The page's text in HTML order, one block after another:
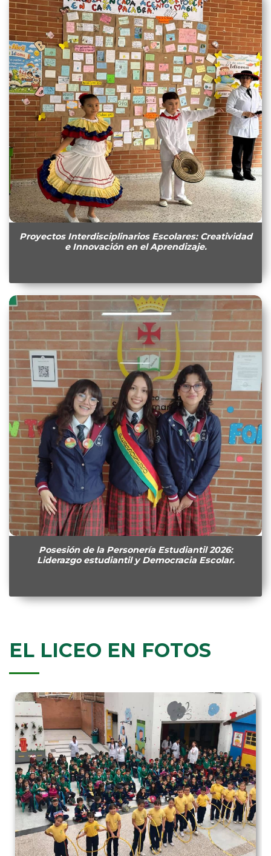
Proyectos Interdisciplinarios Escolares: Creatividad
e Innovación en el Aprendizaje.
Posesión de la Personería Estudiantil 2026:
Liderazgo estudiantil y Democracia Escolar.
EL LICEO EN FOTOS